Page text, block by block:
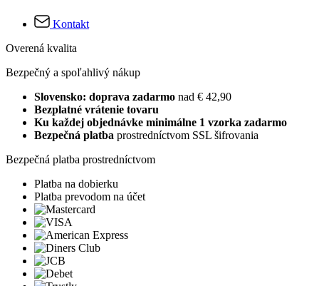
Kontakt
Overená kvalita
Bezpečný a spoľahlivý nákup
Slovensko: doprava zadarmo nad € 42,90
Bezplatné vrátenie tovaru
Ku každej objednávke minimálne 1 vzorka zadarmo
Bezpečná platba prostredníctvom SSL šifrovania
Bezpečná platba prostredníctvom
Platba na dobierku
Platba prevodom na účet